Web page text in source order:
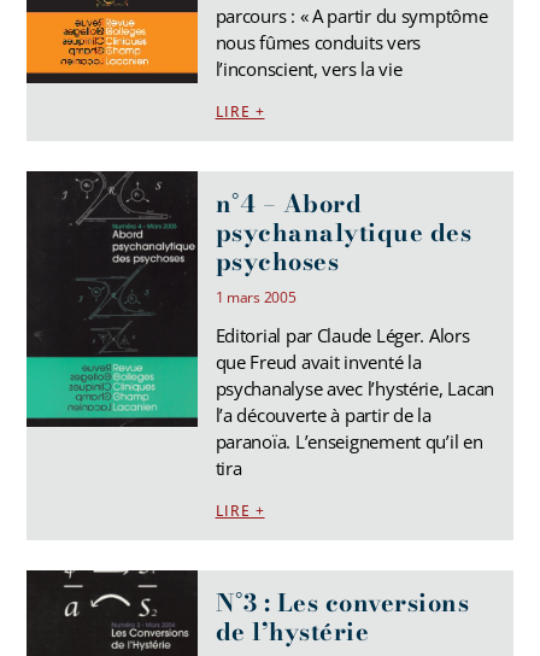
parcours : « A partir du symptôme
nous fûmes conduits vers
l’inconscient, vers la vie
LIRE +
n°4 – Abord
psychanalytique des
psychoses
1 mars 2005
Editorial par Claude Léger. Alors
que Freud avait inventé la
psychanalyse avec l’hystérie, Lacan
l’a découverte à partir de la
paranoïa. L’enseignement qu’il en
tira
LIRE +
N°3 : Les conversions
de l’hystérie